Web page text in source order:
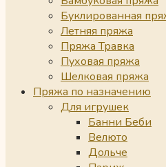
Буклированная
Летняя пряжа
Пряжа Травка
Пуховая пряжа
Шелковая пряжа
Пряжа по назначению
Для игрушек
Банни Беби
Велюто
Дольче